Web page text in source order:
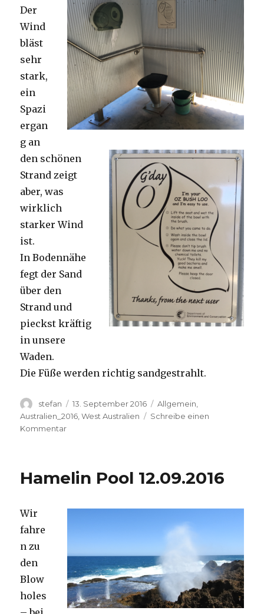
Der
Wind
bläst
sehr
stark,
ein
Spazi
ergan
g an
den schönen
Strand zeigt
aber, was
wirklich
starker Wind
ist.
In Bodennähe
fegt der Sand
über den
Strand und
pieckst kräftig
in unsere
Waden.
Die Füße werden richtig sandgestrahlt.
Autor
stefan
Veröffentlicht
am
13. September 2016 Kategorien
Allgemein
Australien_2016 ,West Australien
Schreibe einen
Kommentarzu
Hamelin Pool 12.09.2016
Wir
fahre
n zu
den
Blow
holes